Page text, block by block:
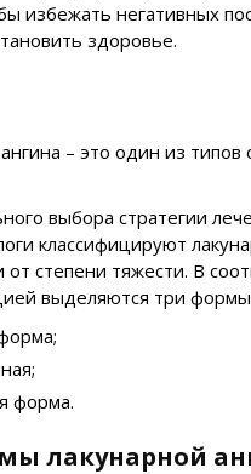
избежать негативных
здоровье.
– это один из типов
выбора стратегии
классифицируют
от степени тяжести. В
выделяются три
форма.
лакунарной